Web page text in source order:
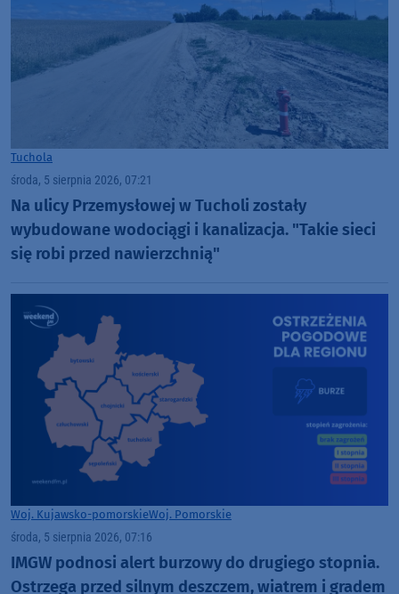
Tuchola
środa, 5 sierpnia 2026, 07:21
Na ulicy Przemysłowej w Tucholi zostały
wybudowane wodociągi i kanalizacja. "Takie sieci
się robi przed nawierzchnią"
Woj. Kujawsko-pomorskieWoj. Pomorskie
środa, 5 sierpnia 2026, 07:16
IMGW podnosi alert burzowy do drugiego stopnia.
Ostrzega przed silnym deszczem, wiatrem i gradem